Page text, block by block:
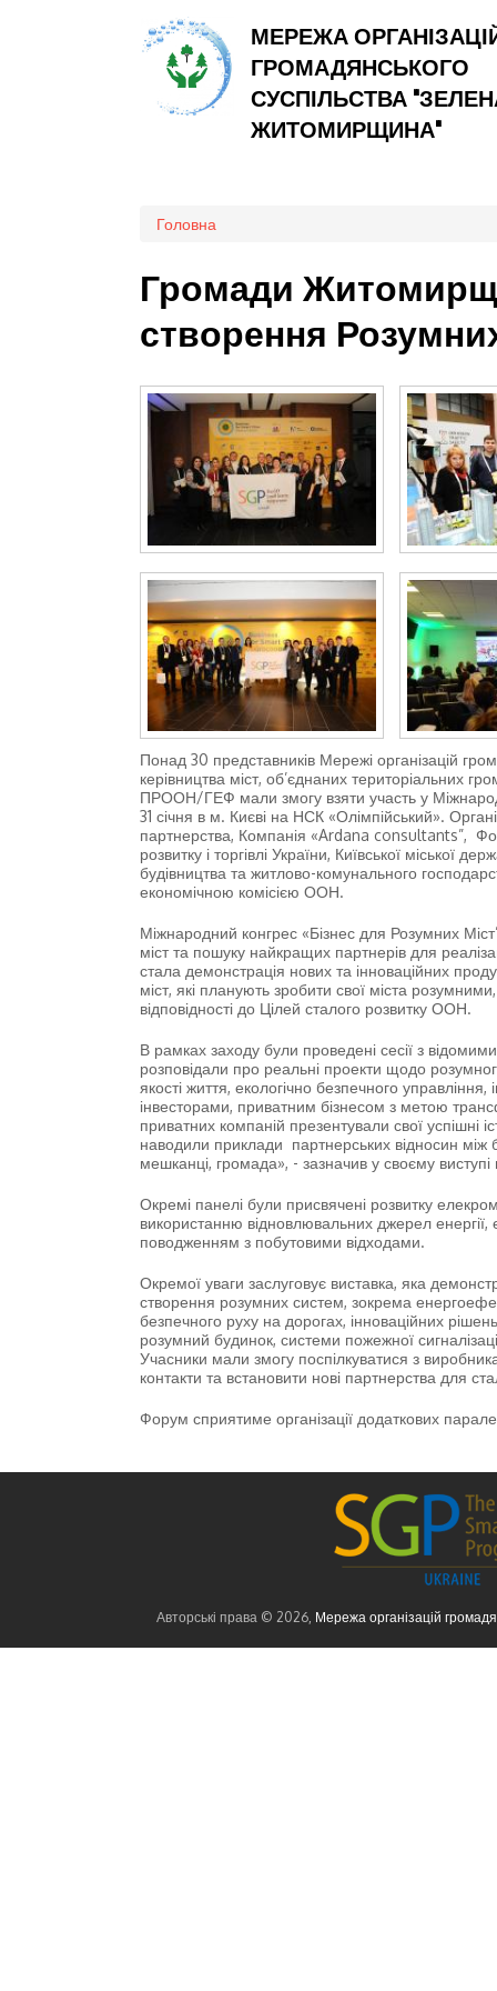
МЕРЕЖА
ГРОМАДЯНСЬКОГО
СУСПІЛЬСТВА
ЖИТОМИРЩИНА"
Ви є тут
Головна
Громади
створення
Понад 30 представників Мережі організацій
керівництва міст, об’єднаних територіальних
ПРООН/ГЕФ мали змогу взяти участь у
31 січня в м. Києві на НСК «Олімпійський».
партнерства, Компанія «Ardana consultants”,
розвитку і торгівлі України, Київської міської
будівництва та житлово-комунального
економічною комісією ООН.
Міжнародний конгрес «Бізнес для Розумних
міст та пошуку найкращих партнерів для
стала демонстрація нових та інноваційних
міст, які планують зробити свої міста
відповідності до Цілей сталого розвитку ООН.
В рамках заходу були проведені сесії з
розповідали про реальні проекти щодо
якості життя, екологічно безпечного
інвесторами, приватним бізнесом з метою
приватних компаній презентували свої успішні
наводили приклади партнерських відносин
мешканці, громада», - зазначив у своєму
Окремі панелі були присвячені розвитку
використанню відновлювальних джерел енергії,
поводженням з побутовими відходами.
Окремої уваги заслуговує виставка, яка
створення розумних систем, зокрема
безпечного руху на дорогах, інноваційних
розумний будинок, системи пожежної
Учасники мали змогу поспілкуватися з
контакти та встановити нові партнерства для
Форум сприятиме організації додаткових
Авторські права © 2026, Мережа організацій